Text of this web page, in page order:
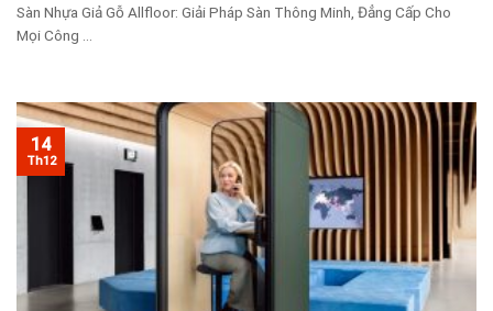
Sàn Nhựa Giả Gỗ Allfloor: Giải Pháp Sàn Thông Minh, Đẳng Cấp Cho
Mọi Công ...
14
Th12